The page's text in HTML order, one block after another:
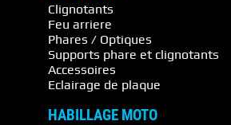
Clignotants
Feu arriere
Phares / Optiques
Supports phare et clignotants
Accessoires
Eclairage de plaque
HABILLAGE MOTO